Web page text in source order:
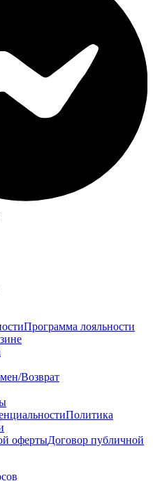
Программа лояльности
Возврат
Политика
Договор публичной